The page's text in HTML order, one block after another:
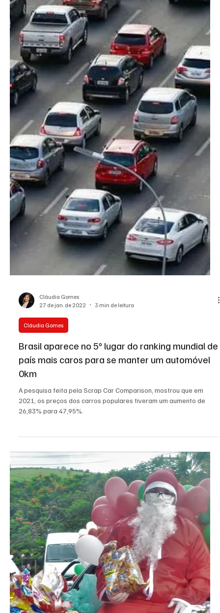
Cláudia Gomes
17 de fev. de 2022
2 min de leitura
Cláudia Gomes
SOLIDARIEDADE | Tragédia em Petrópolis
mobiliza instituições em Campos para
arrecadação de doações
Conheça os principais pontos de arrecadação de doações para
ajudar as vítimas da enchente em Petrópolis.
Cláudia Gomes
31 de jan. de 2022
5 min de leitura